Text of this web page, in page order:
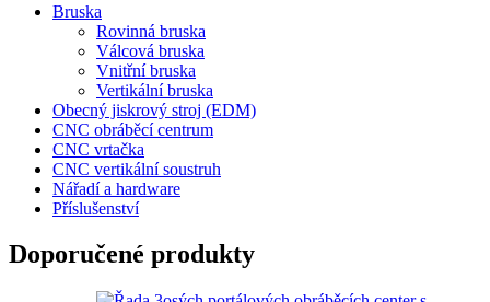
Bruska
Rovinná bruska
Válcová bruska
Vnitřní bruska
Vertikální bruska
Obecný jiskrový stroj (EDM)
CNC obráběcí centrum
CNC vrtačka
CNC vertikální soustruh
Nářadí a hardware
Příslušenství
Doporučené produkty